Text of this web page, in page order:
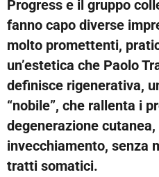
Progress e il gruppo
fanno capo diverse
molto promettenti,
un’estetica che Paolo
definisce rigenerativa,
“nobile”, che rallenta i
degenerazione
invecchiamento, senza
tratti somatici.